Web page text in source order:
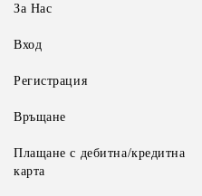
За Нас
Вход
Регистрация
Връщане
Плащане с дебитна/кредитна
карта